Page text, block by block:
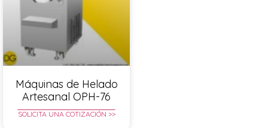
Máquinas de Helado
Artesanal OPH-76
SOLICITA UNA COTIZACIÓN >>